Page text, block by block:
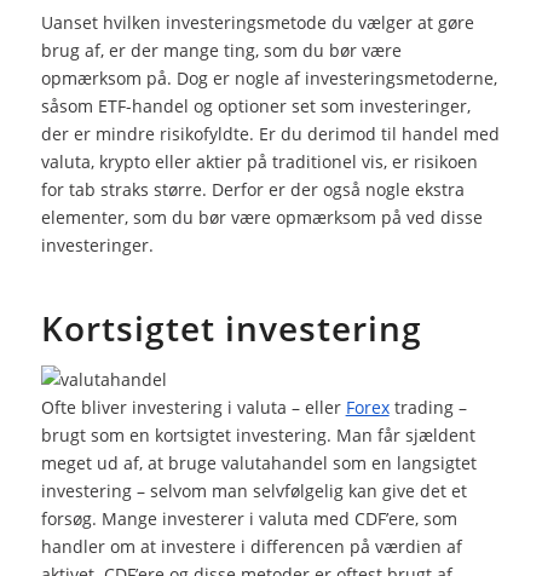
Uanset hvilken investeringsmetode du vælger at gøre
brug af, er der mange ting, som du bør være
opmærksom på. Dog er nogle af investeringsmetoderne,
såsom ETF-handel og optioner set som investeringer,
der er mindre risikofyldte. Er du derimod til handel med
valuta, krypto eller aktier på traditionel vis, er risikoen
for tab straks større. Derfor er der også nogle ekstra
elementer, som du bør være opmærksom på ved disse
investeringer.
Kortsigtet investering
Ofte bliver investering i valuta – eller Forextrading –
brugt som en kortsigtet investering. Man får sjældent
meget ud af, at bruge valutahandel som en langsigtet
investering – selvom man selvfølgelig kan give det et
forsøg. Mange investerer i valuta med CDF’ere, som
handler om at investere i differencen på værdien af